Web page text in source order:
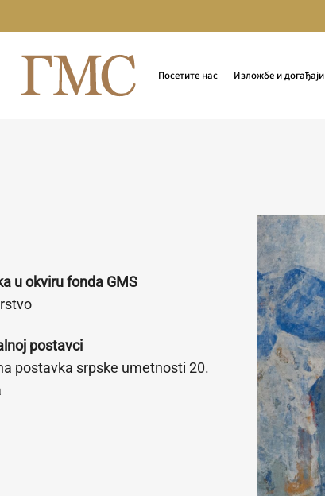
Посетите нас Изложбе и догађаји
u okviru fonda GMS
postavci
postavka srpske umetnosti 20.